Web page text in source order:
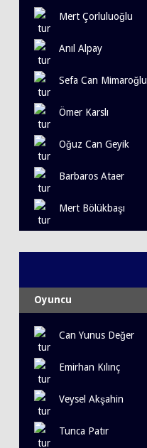
Mert Çorluluoğlu
Anıl Alpay
Sefa Can Mimaroğlu
Ömer Karslı
Oğuz Can Geyik
Barbaros Ataer
Mert Bölükbaşı
Oyuncu
Can Yunus Değer
Emirhan Kılınç
Veysel Akşahin
Tunca Patır